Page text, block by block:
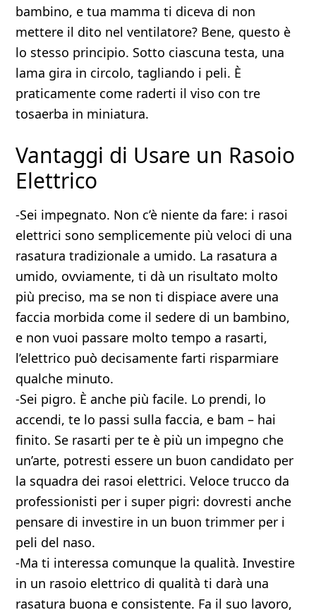
bambino, e tua mamma ti diceva di non
mettere il dito nel ventilatore? Bene, questo è
lo stesso principio. Sotto ciascuna testa, una
lama gira in circolo, tagliando i peli. È
praticamente come raderti il viso con tre
tosaerba in miniatura.
Vantaggi di Usare un Rasoio
Elettrico
-Sei impegnato. Non c’è niente da fare: i rasoi
elettrici sono semplicemente più veloci di una
rasatura tradizionale a umido. La rasatura a
umido, ovviamente, ti dà un risultato molto
più preciso, ma se non ti dispiace avere una
faccia morbida come il sedere di un bambino,
e non vuoi passare molto tempo a rasarti,
l’elettrico può decisamente farti risparmiare
qualche minuto.
-Sei pigro. È anche più facile. Lo prendi, lo
accendi, te lo passi sulla faccia, e bam – hai
finito. Se rasarti per te è più un impegno che
un’arte, potresti essere un buon candidato per
la squadra dei rasoi elettrici. Veloce trucco da
professionisti per i super pigri: dovresti anche
pensare di investire in un buon trimmer per i
peli del naso.
-Ma ti interessa comunque la qualità. Investire
in un rasoio elettrico di qualità ti darà una
rasatura buona e consistente. Fa il suo lavoro,